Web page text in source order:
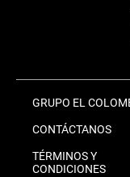
GRUPO EL
CONTÁCTANOS
TÉRMINOS Y
CONDICIONES